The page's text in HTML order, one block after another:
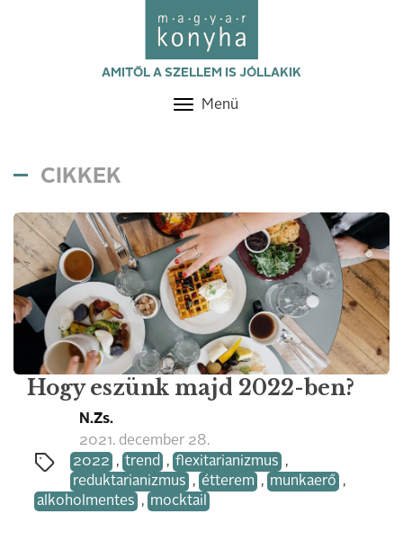
AMITŐL A SZELLEM IS JÓLLAKIK
Toggle
Menü
CIKKEK
Hogy eszünk majd 2022-ben?
N.Zs.
2021. december 28.
2022 , trend , flexitarianizmus ,
reduktarianizmus , étterem , munkaerő ,
alkoholmentes , mocktail